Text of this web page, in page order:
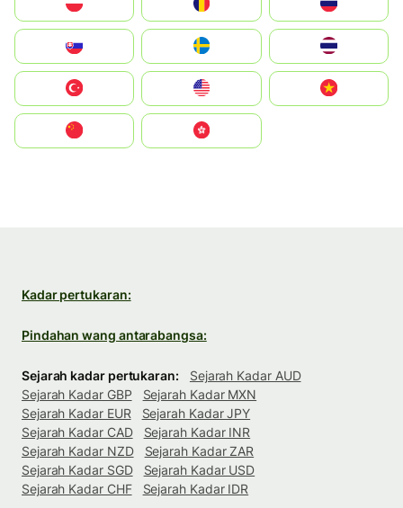
United States
中國香港特別行政區
Kadar pertukaran:
Pindahan wang antarabangsa:
Sejarah kadar pertukaran:
Sejarah Kadar AUD
Sejarah Kadar GBP
Sejarah Kadar MXN
Sejarah Kadar EUR
Sejarah Kadar JPY
Sejarah Kadar CAD
Sejarah Kadar INR
Sejarah Kadar NZD
Sejarah Kadar ZAR
Sejarah Kadar SGD
Sejarah Kadar USD
Sejarah Kadar CHF
Sejarah Kadar IDR